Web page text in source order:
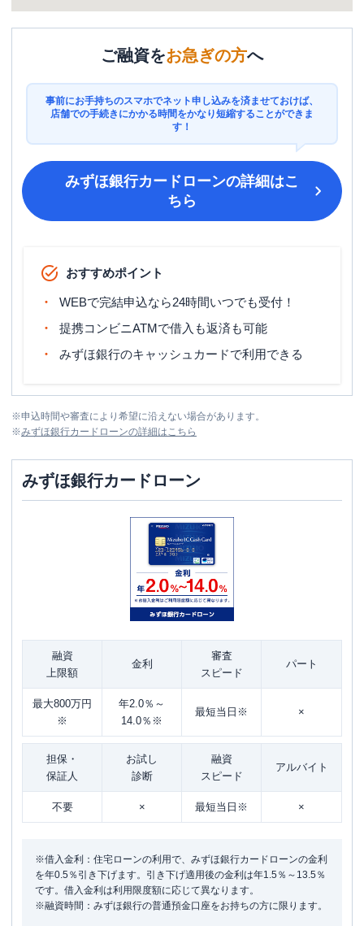
ご融資をお急ぎの方へ
事前にお手持ちのスマホでネット申し込みを済ませておけば、
店舗での手続きにかかる時間をかなり短縮することができま
す！
みずほ銀行カードローンの詳細はこ
ちら
おすすめポイント
WEBで完結申込なら24時間いつでも受付！
提携コンビニATMで借入も返済も可能
みずほ銀行のキャッシュカードで利用できる
※申込時間や審査により希望に沿えない場合があります。
※みずほ銀行カードローンの詳細はこちら
みずほ銀行カードローン
融資
上限額
金利
審査
スピード
パート
最大800万円
※
年2.0％～
14.0％※
最短当日※ ×
担保・
保証人
お試し
診断
融資
スピード
アルバイト
不要 × 最短当日※ ×
※借入金利：住宅ローンの利用で、みずほ銀行カードローンの金利
を年0.5％引き下げます。引き下げ適用後の金利は年1.5％～13.5％
です。借入金利は利用限度額に応じて異なります。
※融資時間：みずほ銀行の普通預金口座をお持ちの方に限ります。